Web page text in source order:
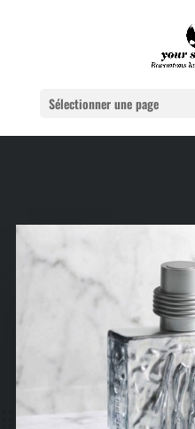
Sélectionner une page